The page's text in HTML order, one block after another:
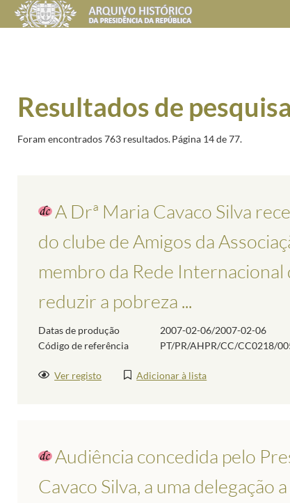
Resultados de pesquisa
Foram encontrados 763 resultados.Página 14 de 77.
A Drª Maria Cavaco Silva
do clube de Amigos da
membro da Rede Internacional
reduzir a pobreza ...
Datas de produção
2007-02-06/2007-02-06
Código de referência
PT/PR/AHPR/CC/CC0218/
Ver registo Adicionar à lista
Audiência concedida pelo
Cavaco Silva, a uma delegação